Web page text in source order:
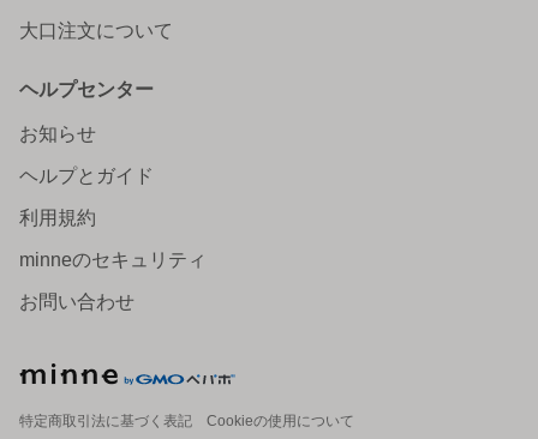
大口注文について
ヘルプセンター
お知らせ
ヘルプとガイド
利用規約
minneのセキュリティ
お問い合わせ
特定商取引法に基づく表記
Cookieの使用について